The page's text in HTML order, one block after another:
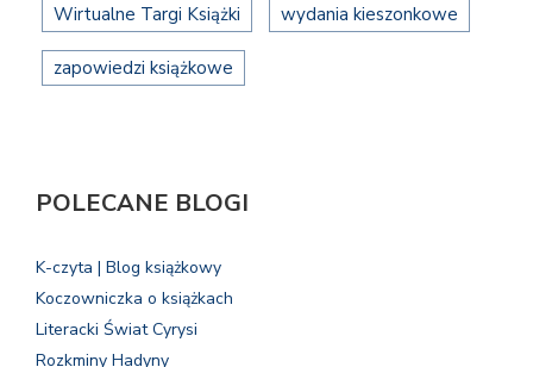
Wirtualne Targi Książki wydania kieszonkowe
zapowiedzi książkowe
POLECANE BLOGI
K-czyta | Blog książkowy
Koczowniczka o książkach
Literacki Świat Cyrysi
Rozkminy Hadyny